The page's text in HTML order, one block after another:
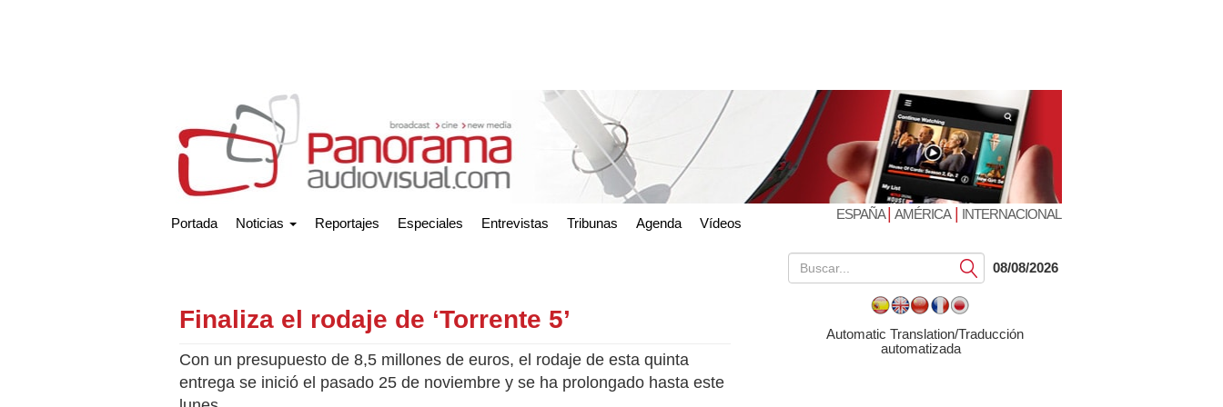
Portada Noticias Reportajes Especiales Entrevistas Tribunas Agenda Vídeos
ESPAÑA| AMÉRICA| INTERNACIONAL
Finaliza el rodaje de ‘Torrente 5’
Con un presupuesto de 8,5 millones de euros, el rodaje de esta quinta
entrega se inició el pasado 25 de noviembre y se ha prolongado hasta este
Submit08/08/2026
Automatic Translation/Traducción
automatizada